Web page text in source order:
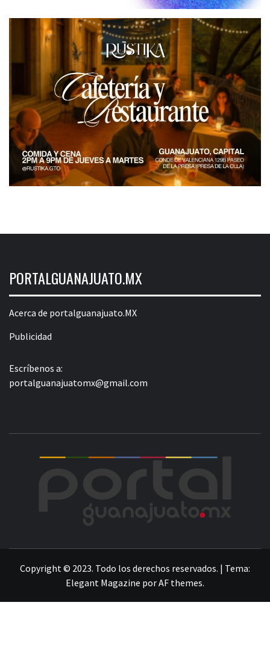
PORTALGUANAJUATO.MX
Acerca de portalguanajuato.MX
Publicidad
Escríbenos a:
portalguanajuatomx@gmail.com
Copyright © 2023. Todo los derechos reservados. | Tema:
Elegant Magazine porAF themes.